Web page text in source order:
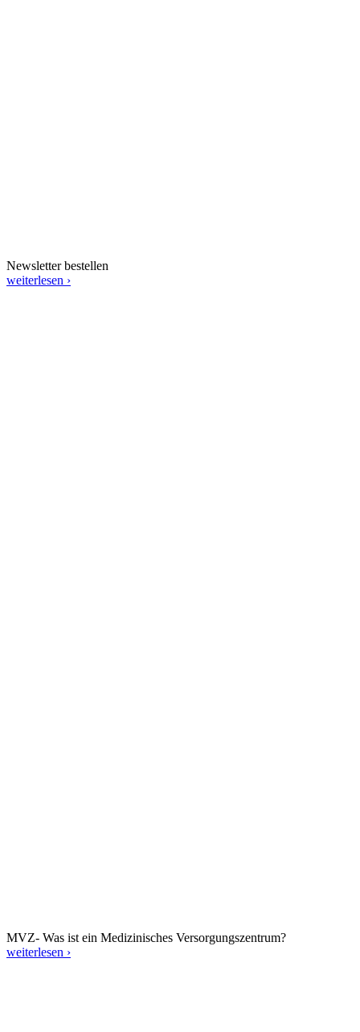
Newsletter bestellen
weiterlesen ›
MVZ- Was ist ein Medizinisches Versorgungszentrum?
weiterlesen ›